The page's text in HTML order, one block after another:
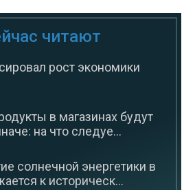
читают
рост экономики
в магазинах будут
на что следуе...
солнечной энергетики в
к историческ...